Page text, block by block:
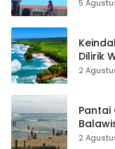
5
Dilirik
2
Pantai
2